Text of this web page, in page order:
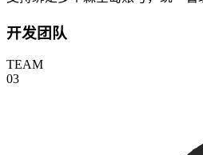
开发团队
TEAM
03